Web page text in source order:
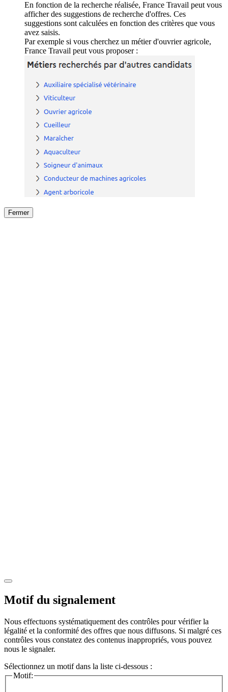
En fonction de la recherche réalisée, France Travail peut vous
afficher des suggestions de recherche d'offres. Ces
suggestions sont calculées en fonction des critères que vous
avez saisis.
Par exemple si vous cherchez un métier d'ouvrier agricole,
France Travail peut vous proposer :
Fermer
Motif du signalement
Nous effectuons systématiquement des contrôles pour vérifier la
légalité et la conformité des offres que nous diffusons. Si malgré ces
contrôles vous constatez des contenus inappropriés, vous pouvez
nous le signaler.
Sélectionnez un motif dans la liste ci-dessous :
Motif: